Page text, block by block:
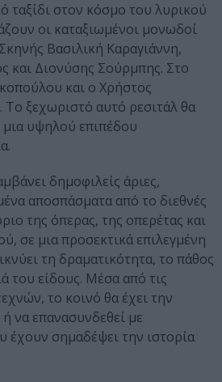
ταξίδι στον κόσμο του λυρικού
οι καταξιωμένοι μονωδοί
Βασιλική Καραγιάννη,
και Διονύσης Σούρμπης. Στο
και ο Χρήστος
Το ξεχωριστό αυτό ρεσιτάλ θα
υψηλού επιπέδου
δημοφιλείς άριες,
αποσπάσματα από το διεθνές
της όπερας, της οπερέτας και
σε μια προσεκτικά επιλεγμένη
τη δραματικότητα, το πάθος
του είδους. Μέσα από τις
το κοινό θα έχει την
να επανασυνδεθεί με
έχουν σημαδέψει την ιστορία